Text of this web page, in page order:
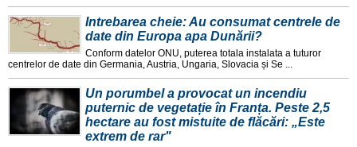
Intrebarea cheie: Au consumat centrele de
date din Europa apa Dunării?
Conform datelor ONU, puterea totala instalata a tuturor
centrelor de date din Germania, Austria, Ungaria, Slovacia și Se ...
Un porumbel a provocat un incendiu
puternic de vegetație în Franța. Peste 2,5
hectare au fost mistuite de flăcări: „Este
extrem de rar"